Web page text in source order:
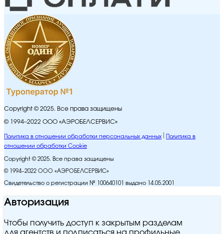
Copyright © 2025. Все права защищены
© 1994–2022 ООО «АЭРОБЕЛСЕРВИС»
Политика в отношении обработки персональных данных
Политика в
отношении обработки Cookie
Copyright © 2025. Все права защищены
© 1994–2022 ООО «АЭРОБЕЛСЕРВИС»
Свидетельство о регистрации № 100640101 выдано 14.05.2001
Авторизация
Чтобы получить доступ к закрытым разделам